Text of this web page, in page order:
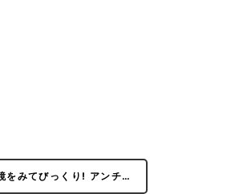
をみてびっくり! アンチ…